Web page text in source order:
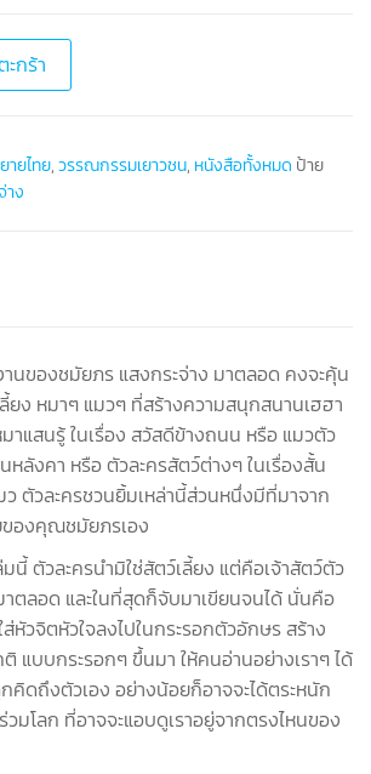
ะกร้า
ายไทย,วรรณกรรมเยาวชน, หนังสือทั้งหมด ป้าย
าง
นของชมัยภร แสงกระจ่าง มาตลอด คงจะคุ้น
ง หมาๆ แมวๆ ที่สร้างความสนุกสนานเฮฮา
าแสนรู้ ในเรื่อง สวัสดีข้างถนน หรือ แมวตัว
หลังคา หรือ ตัวละครสัตว์ต่างๆ ในเรื่องสั้น
ตัวละครชวนยิ้มเหล่านี้ส่วนหนึ่งมีที่มาจาก
องคุณชมัยภรเอง
ตัวละครนำมิใช่สัตว์เลี้ยง แต่คือเจ้าสัตว์ตัว
ตลอด และในที่สุดก็จับมาเขียนจนได้ นั่นคือ
วจิตหัวใจลงไปในกระรอกตัวอักษร สร้าง
แบบกระรอกๆ ขึ้นมา ให้คนอ่านอย่างเราๆ ได้
ดถึงตัวเอง อย่างน้อยก็อาจจะได้ตระหนัก
มโลก ที่อาจจะแอบดูเราอยู่จากตรงไหนของ